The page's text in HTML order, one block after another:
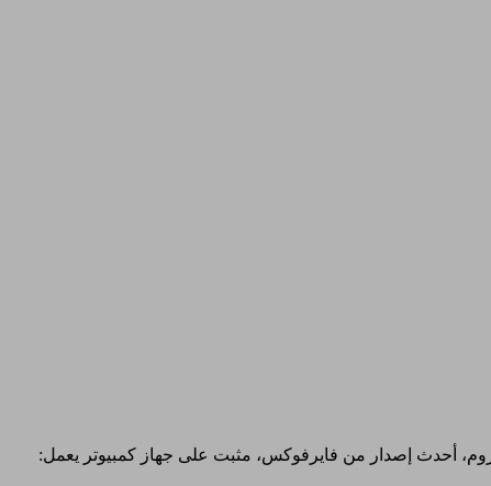
أحدث إصدار من جوجل كروم، أحدث إصدار من فايرفوكس، مثبت على جهاز كمبيوتر يعمل: